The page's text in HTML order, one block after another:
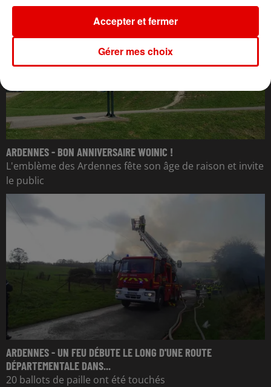
ARDENNES - BON ANNIVERSAIRE WOINIC !
L'emblème des Ardennes fête son âge de raison et invite
le public
ARDENNES - UN FEU DÉBUTE LE LONG D'UNE ROUTE
DÉPARTEMENTALE DANS...
20 ballots de paille ont été touchés
Gérer mes choix
Accepter et fermer